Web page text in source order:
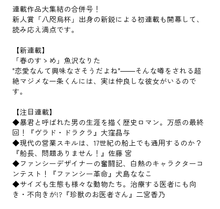
連載作品大集結の合併号！
新人賞「八咫烏杯」出身の新鋭による初連載も開幕して、
読み応え満点です。
【新連載】
「春のすゝめ」魚沢なりた
"恋愛なんて興味なさそうだよね"――そんな噂をされる超
絶マジメな一条くんには、実は仲良しな彼女がいるので
す。
【注目連載】
◆暴君と呼ばれた男の生涯を描く歴史ロマン。万感の最終
回！『ヴラド・ドラクラ』大窪晶与
◆現代の営業スキルは、17世紀の船上でも通用するのか？
『船長、問題ありません！』佐藤 宮
◆ファンシーデザイナーの奮闘記、白熱のキャラクターコ
ンテスト！『ファンシー革命』犬島ななこ
◆サイズも生態も様々な動物たち。治療する医者にも向
き・不向きが!?『珍獣のお医者さん』二宮香乃